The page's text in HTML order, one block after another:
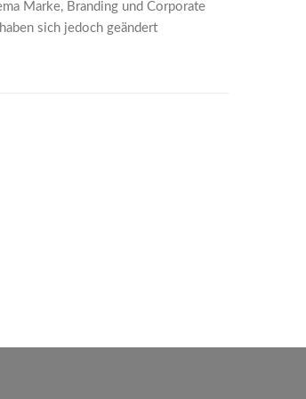
Marke, Branding und Corporate
sich jedoch geändert